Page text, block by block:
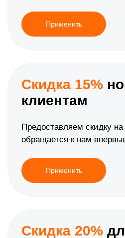
Применить
Скидка 15%
клиентам
Предоставляем скидку
обращается к нам
Применить
Скидка 20%